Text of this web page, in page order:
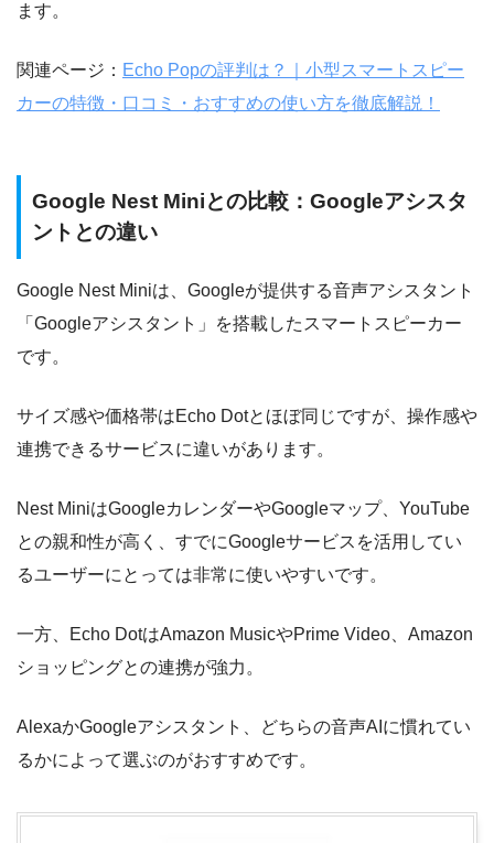
ます。
関連ページ： Echo Popの評判は？｜小型スマートスピー
カーの特徴・口コミ・おすすめの使い方を徹底解説！
Google Nest Miniとの比較：Googleアシスタ
ントとの違い
Google Nest Miniは、Googleが提供する音声アシスタント
「Googleアシスタント」を搭載したスマートスピーカー
です。
サイズ感や価格帯はEcho Dotとほぼ同じですが、操作感や
連携できるサービスに違いがあります。
Nest MiniはGoogleカレンダーやGoogleマップ、YouTube
との親和性が高く、すでにGoogleサービスを活用してい
るユーザーにとっては非常に使いやすいです。
一方、Echo DotはAmazon MusicやPrime Video、Amazon
ショッピングとの連携が強力。
AlexaかGoogleアシスタント、どちらの音声AIに慣れてい
るかによって選ぶのがおすすめです。